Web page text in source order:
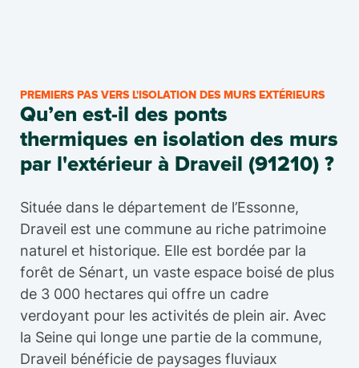
PREMIERS PAS VERS L'ISOLATION DES MURS EXTÉRIEURS
Qu’en est-il des ponts
thermiques en isolation des murs
par l'extérieur à Draveil (91210) ?
Située dans le département de l’Essonne,
Draveil est une commune au riche patrimoine
naturel et historique. Elle est bordée par la
forêt de Sénart, un vaste espace boisé de plus
de 3 000 hectares qui offre un cadre
verdoyant pour les activités de plein air. Avec
la Seine qui longe une partie de la commune,
Draveil bénéficie de paysages fluviaux